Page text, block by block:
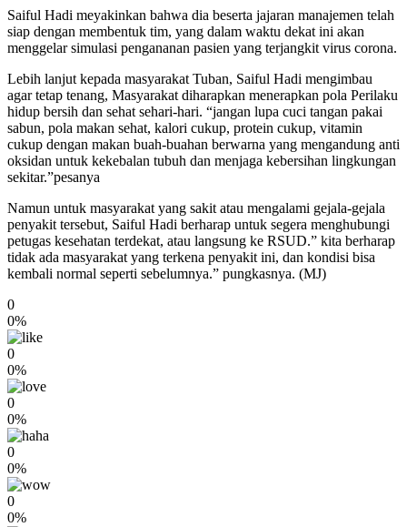
Saiful Hadi meyakinkan bahwa dia beserta jajaran manajemen telah
siap dengan membentuk tim, yang dalam waktu dekat ini akan
menggelar simulasi pengananan pasien yang terjangkit virus corona.
Lebih lanjut kepada masyarakat Tuban, Saiful Hadi mengimbau
agar tetap tenang, Masyarakat diharapkan menerapkan pola Perilaku
hidup bersih dan sehat sehari-hari. “jangan lupa cuci tangan pakai
sabun, pola makan sehat, kalori cukup, protein cukup, vitamin
cukup dengan makan buah-buahan berwarna yang mengandung anti
oksidan untuk kekebalan tubuh dan menjaga kebersihan lingkungan
sekitar.”pesanya
Namun untuk masyarakat yang sakit atau mengalami gejala-gejala
penyakit tersebut, Saiful Hadi berharap untuk segera menghubungi
petugas kesehatan terdekat, atau langsung ke RSUD.” kita berharap
tidak ada masyarakat yang terkena penyakit ini, dan kondisi bisa
kembali normal seperti sebelumnya.” pungkasnya. (MJ)
0
0%
0
0%
0
0%
0
0%
0
0%